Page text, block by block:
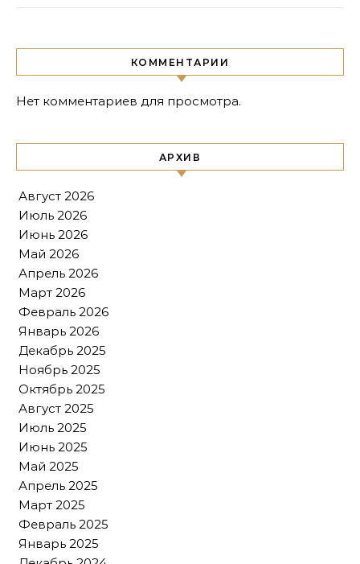
КОММЕНТАРИИ
Нет комментариев для просмотра.
АРХИВ
Август 2026
Июль 2026
Июнь 2026
Май 2026
Апрель 2026
Март 2026
Февраль 2026
Январь 2026
Декабрь 2025
Ноябрь 2025
Октябрь 2025
Август 2025
Июль 2025
Июнь 2025
Май 2025
Апрель 2025
Март 2025
Февраль 2025
Январь 2025